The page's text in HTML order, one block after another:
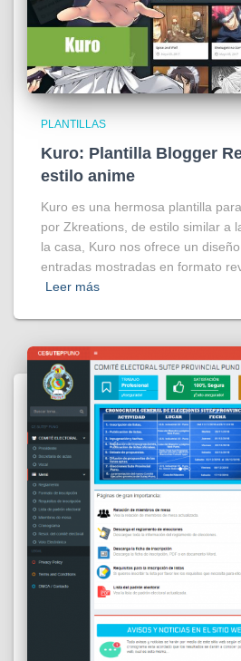
PLANTILLAS
Kuro: Plantilla Blogger
estilo anime
Kuro es una hermosa plantilla
por Zkreations, de estilo similar a
la casa, Kuro nos ofrece un
entradas mostradas en formato
Leer más